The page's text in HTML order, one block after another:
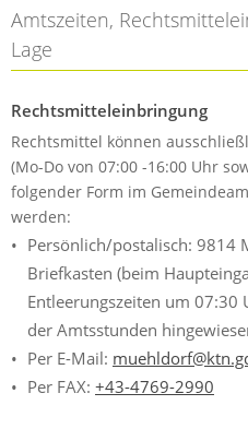
Amtszeiten,
Lage
Rechtsmitteleinbringung
Rechtsmittel können
(Mo-Do von 07:00 -16:00 Uhr
folgender Form im
werden:
Persönlich/postalisch: 9814
Briefkasten (beim
Entleerungszeiten um 07:30
der Amtsstunden
Per E-Mail:
Per FAX: +43-4769-2990